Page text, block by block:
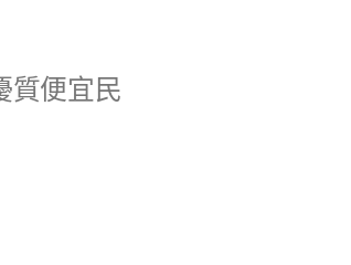
質便宜民